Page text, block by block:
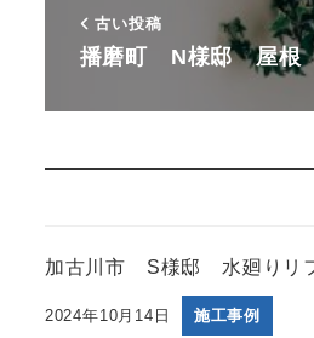
古い投稿
播磨町 N様邸 屋根
加古川市 S様邸 水廻りリ
2024年10月14日 施工事例